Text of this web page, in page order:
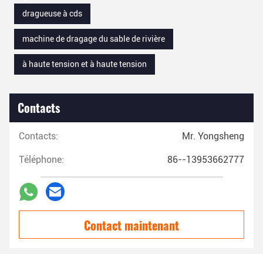
dragueuse à cds
machine de dragage du sable de rivière
à haute tension et à haute tension
Contacts
Contacts: Mr. Yongsheng
Téléphone: 86--13953662777
Contact maintenant